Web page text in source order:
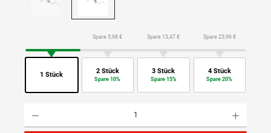
1 Stück
Spare 5,98 €
2 Stück
Spare 10%
Spare 13,47 €
3 Stück
Spare 15%
Spare 23,96 €
4 Stück
Spare 20%